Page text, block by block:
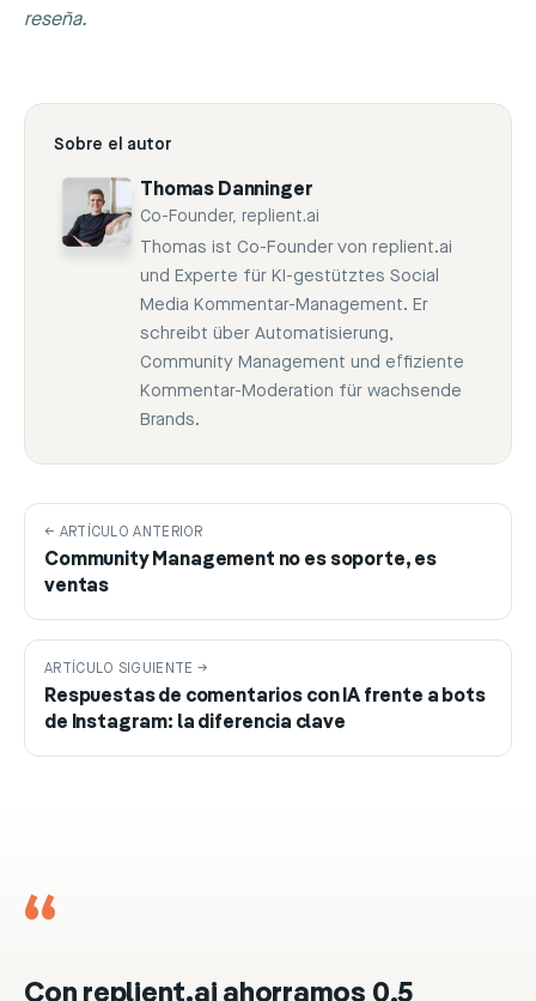
reseña.
Sobre el autor
Thomas Danninger
Co-Founder, replient.ai
Thomas ist Co-Founder von replient.ai
und Experte für KI-gestütztes Social
Media Kommentar-Management. Er
schreibt über Automatisierung,
Community Management und effiziente
Kommentar-Moderation für wachsende
Brands.
← ARTÍCULO ANTERIOR
Community Management no es soporte, es
ventas
ARTÍCULO SIGUIENTE →
Respuestas de comentarios con IA frente a bots
de Instagram: la diferencia clave
“
Con replient.ai ahorramos 0,5